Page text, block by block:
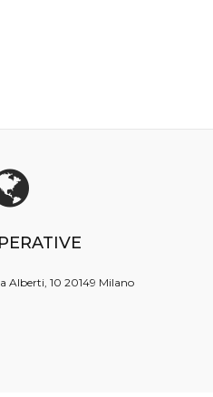
Alberti, 10 20149 Milano